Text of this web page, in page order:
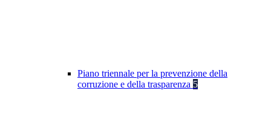
Piano triennale per la prevenzione della
corruzione e della trasparenza 5